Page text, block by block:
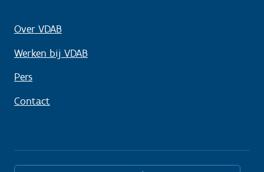
Over VDAB
Werken bij VDAB
Pers
Contact